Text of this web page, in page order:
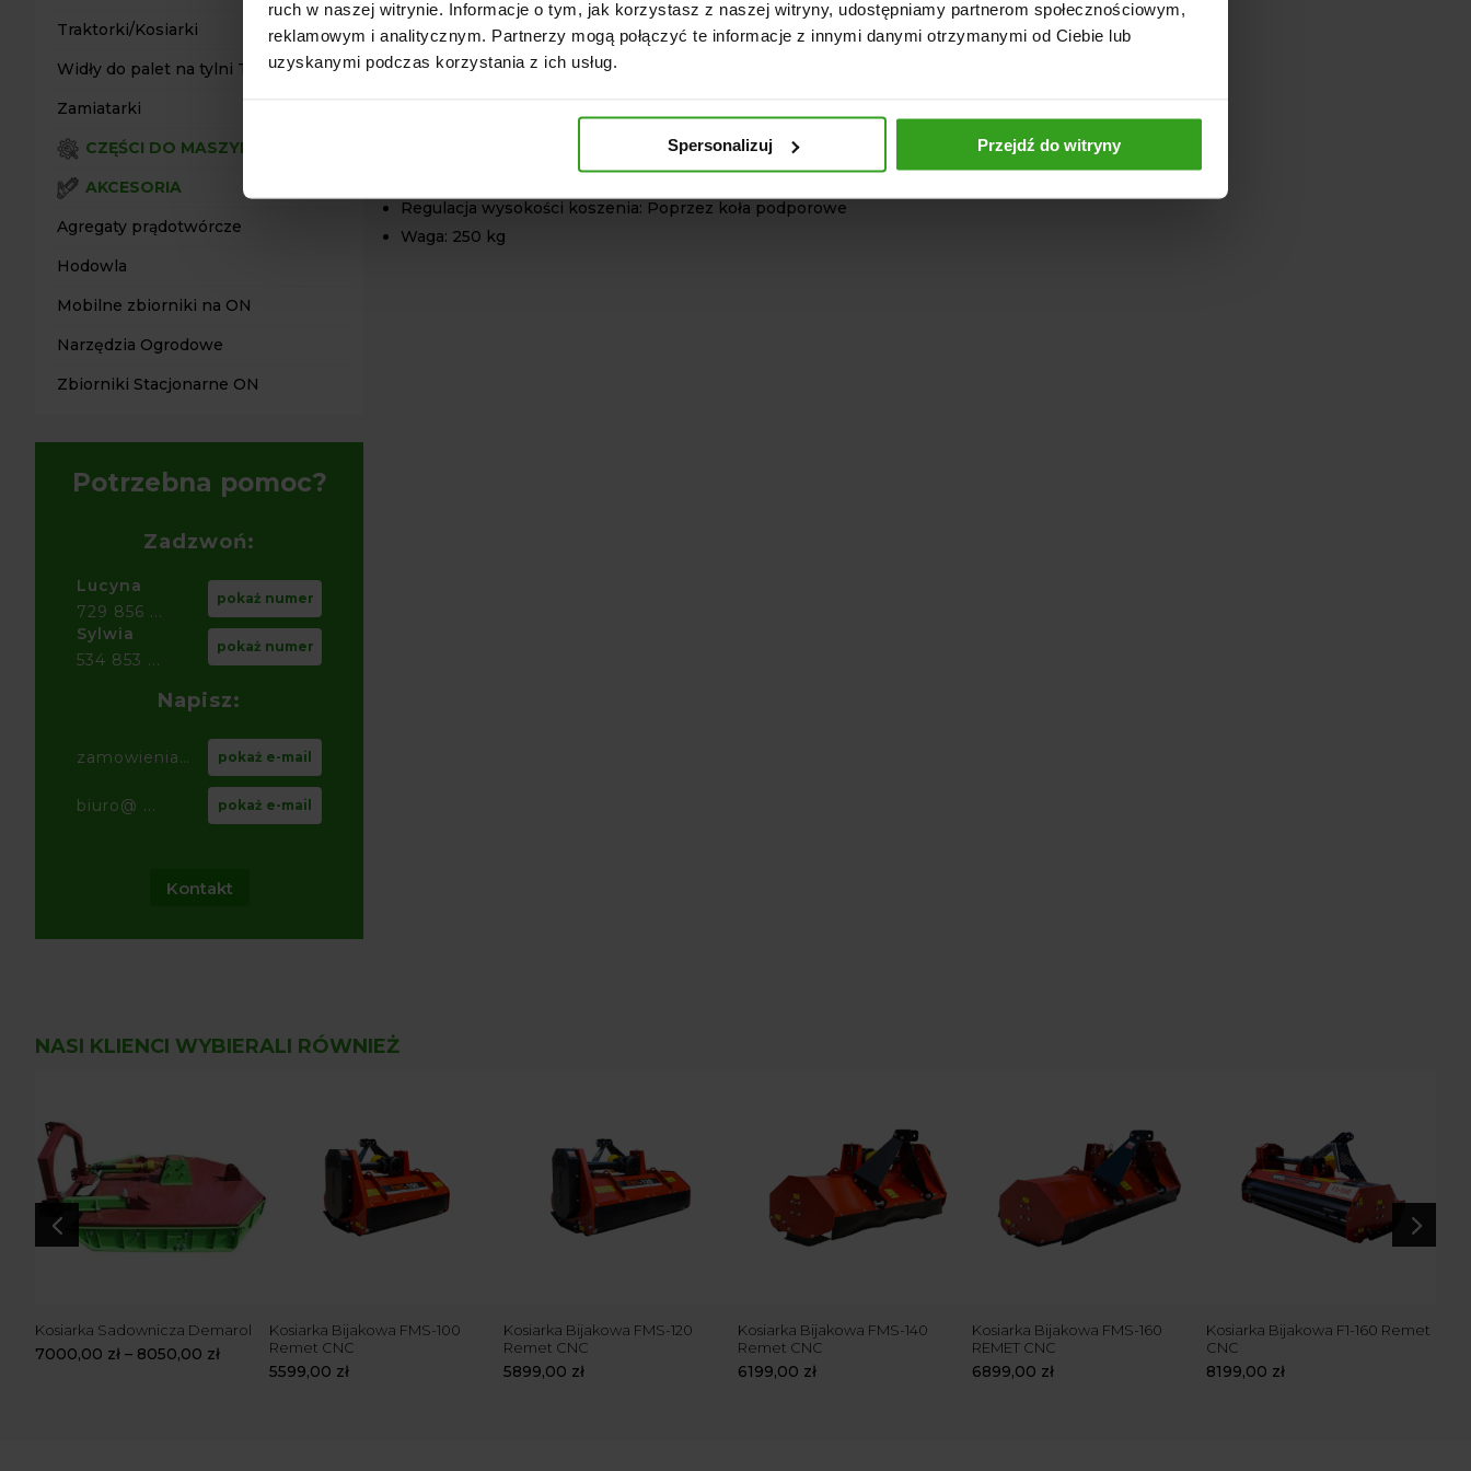
ruch w naszej witrynie. Informacje o tym, jak korzystasz z naszej witryny, udostępniamy partnerom społecznościowym,
reklamowym i analitycznym. Partnerzy mogą połączyć te informacje z innymi danymi otrzymanymi od Ciebie lub
uzyskanymi podczas korzystania z ich usług.
Spersonalizuj Przejdź do witryny
Traktorki/Kosiarki
Widły do palet na tylni TUZ
Zamiatarki
CZĘŚCI DO MASZYN
AKCESORIA
Agregaty prądotwórcze
Hodowla
Mobilne zbiorniki na ON
Narzędzia Ogrodowe
Zbiorniki Stacjonarne ON
Potrzebna pomoc?
Zadzwoń:
Lucyna
729 856 ...
pokaż numer
Sylwia
534 853 ...
pokaż numer
Napisz:
zamowienia@ ... pokaż e-mail
biuro@ ... pokaż e-mail
Kontakt
Stan: Nowy
Marka: Sanko
Napęd: Wałek odbioru mocy (WOM) 540 obr/min
TUZ: 3-punktowy układ zawieszenia
Regulacja wysokości koszenia: Poprzez koła podporowe
Waga: 250 kg
NASI KLIENCI WYBIERALI RÓWNIEŻ
4
Kosiarka Sadownicza Demarol
7000,00 zł – 8050,00 zł
Kosiarka Bijakowa FMS-100
Remet CNC
5599,00 zł
Kosiarka Bijakowa FMS-120
Remet CNC
5899,00 zł
Kosiarka Bijakowa FMS-140
Remet CNC
6199,00 zł
Kosiarka Bijakowa FMS-160
REMET CNC
6899,00 zł
Kosiarka Bijakowa F1-160 Remet
CNC
8199,00 zł
5